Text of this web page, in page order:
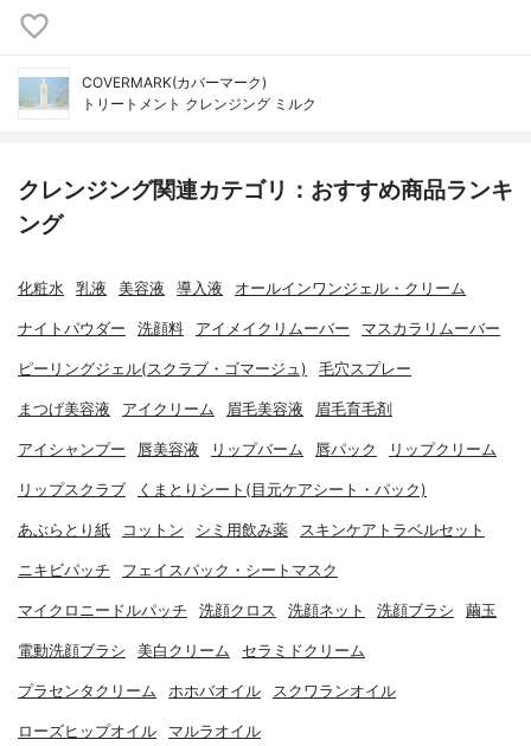
COVERMARK(カバーマーク)
トリートメント クレンジング ミルク
クレンジング関連カテゴリ：おすすめ商品ランキ
ング
化粧水 乳液 美容液 導入液 オールインワンジェル・クリーム
ナイトパウダー 洗顔料 アイメイクリムーバー マスカラリムーバー
ピーリングジェル(スクラブ・ゴマージュ) 毛穴スプレー
まつげ美容液 アイクリーム 眉毛美容液 眉毛育毛剤
アイシャンプー 唇美容液 リップバーム 唇パック リップクリーム
リップスクラブ くまとりシート(目元ケアシート・パック)
あぶらとり紙 コットン シミ用飲み薬 スキンケアトラベルセット
ニキビパッチ フェイスパック・シートマスク
マイクロニードルパッチ 洗顔クロス 洗顔ネット 洗顔ブラシ 繭玉
電動洗顔ブラシ 美白クリーム セラミドクリーム
プラセンタクリーム ホホバオイル スクワランオイル
ローズヒップオイル マルラオイル